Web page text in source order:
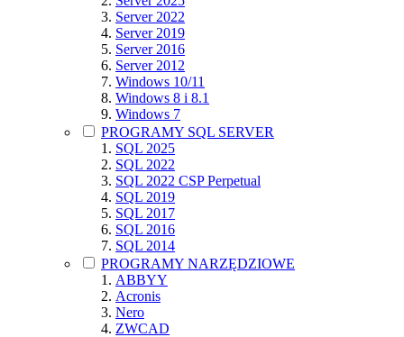
Server 2022
Server 2019
Server 2016
Server 2012
Windows 10/11
Windows 8 i 8.1
Windows 7
PROGRAMY SQL SERVER
SQL 2025
SQL 2022
SQL 2022 CSP Perpetual
SQL 2019
SQL 2017
SQL 2016
SQL 2014
PROGRAMY NARZĘDZIOWE
ABBYY
Acronis
Nero
ZWCAD